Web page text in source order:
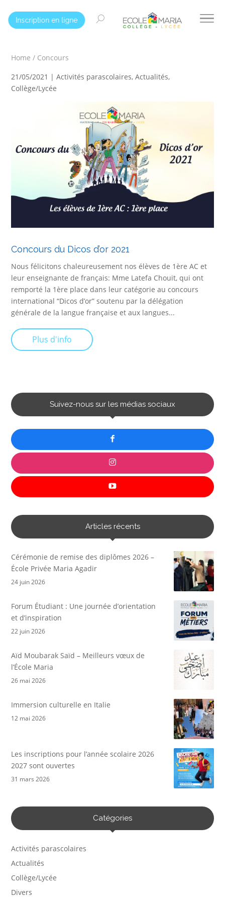
Inscription en ligne
Home / Concours
21/05/2021 | Activités parascolaires, Actualités,
Collège/Lycée
Concours du Dicos d’or 2021
Nous félicitons chaleureusement nos élèves de 1ère AC et
leur enseignante de français: Mme Latefa Chouit, qui ont
remporté la 1ère place dans leur catégorie au concours
international “Dicos d’or” soutenu par la délégation
générale de la langue française et aux langues...
Plus d'info
Suivez-nous sur les médias sociaux
Articles récents
Cérémonie de remise des diplômes 2026 –
École Privée Maria Agadir
24 juin 2026
Forum Étudiant : Une journée d’orientation
et d’inspiration
22 juin 2026
Aïd Moubarak Saïd – Meilleurs vœux de
l’École Maria
26 mai 2026
Immersion culturelle en Italie
12 mai 2026
Les inscriptions pour l’année scolaire 2026
2027 sont ouvertes
31 mars 2026
Catégories
Activités parascolaires
Actualités
Collège/Lycée
Divers